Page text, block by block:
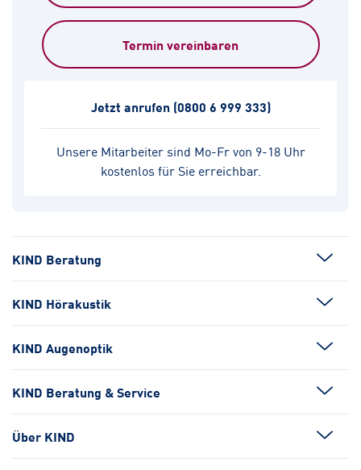
Termin vereinbaren
Unsere Mitarbeiter sind Mo-Fr von 9-18 Uhr
kostenlos für Sie erreichbar.
Jetzt anrufen (0800 6 999 333)
KIND Beratung
KIND Hörakustik
KIND Augenoptik
KIND Beratung & Service
Über KIND